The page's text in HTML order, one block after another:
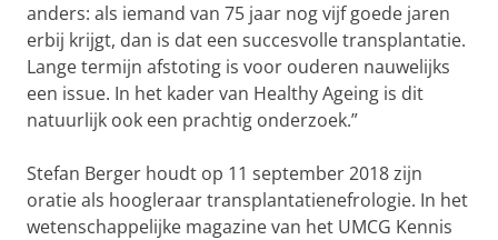
anders: als iemand van 75 jaar nog vijf goede jaren
erbij krijgt, dan is dat een succesvolle transplantatie.
Lange termijn afstoting is voor ouderen nauwelijks
een issue. In het kader van Healthy Ageing is dit
natuurlijk ook een prachtig onderzoek.”
Stefan Berger houdt op 11 september 2018 zijn
oratie als hoogleraar transplantatienefrologie. In het
wetenschappelijke magazine van het UMCG Kennis